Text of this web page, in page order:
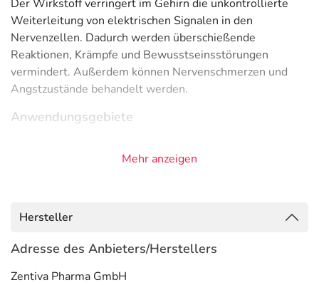
Der Wirkstoff verringert im Gehirn die unkontrollierte
Weiterleitung von elektrischen Signalen in den
Nervenzellen. Dadurch werden überschießende
Reaktionen, Krämpfe und Bewusstseinsstörungen
vermindert. Außerdem können Nervenschmerzen und
Angstzustände behandelt werden.
Anwendungsgebiete
- Angststörung, generalisiert
ausgeweitet)
begrenzte Anfälle)
Gegenanzeigen
Mehr anzeigen
Hersteller
Adresse des Anbieters/Herstellers
Zentiva Pharma GmbH